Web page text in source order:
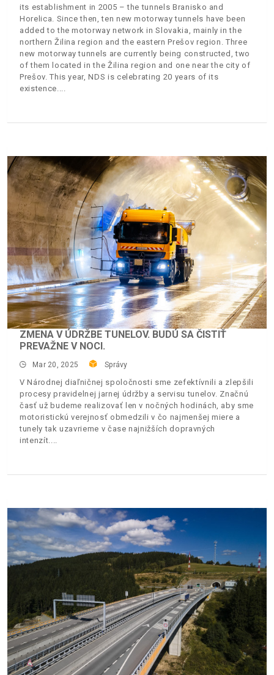
its establishment in 2005 – the tunnels Branisko and
Horelica. Since then, ten new motorway tunnels have been
added to the motorway network in Slovakia, mainly in the
northern Žilina region and the eastern Prešov region. Three
new motorway tunnels are currently being constructed, two
of them located in the Žilina region and one near the city of
Prešov. This year, NDS is celebrating 20 years of its
existence.
ZMENA V ÚDRŽBE TUNELOV. BUDÚ SA ČISTIŤ
PREVAŽNE V NOCI.
Mar 20, 2025 Správy
V Národnej diaľničnej spoločnosti sme zefektívnili a zlepšili
procesy pravidelnej jarnej údržby a servisu tunelov. Značnú
časť už budeme realizovať len v nočných hodinách, aby sme
motoristickú verejnosť obmedzili v čo najmenšej miere a
tunely tak uzavrieme v čase najnižších dopravných
intenzít.